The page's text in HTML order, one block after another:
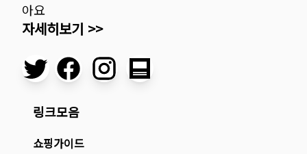
아요
자세히보기 >>
링크모음
쇼핑가이드